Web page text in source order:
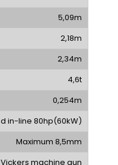
5,09m
2,18m
2,34m
4,6t
0,254m
in-line 80hp(60kW)
Maximum 8,5mm
Vickers machine gun